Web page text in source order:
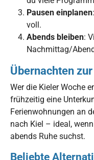
Pausen einplanen
voll.
Abends bleiben:
Nachmittag/
Übernachten
Wer die Kieler Woche
frühzeitig eine
Ferienwohnungen an
nach Kiel – ideal,
abends Ruhe suchst.
Beliebte